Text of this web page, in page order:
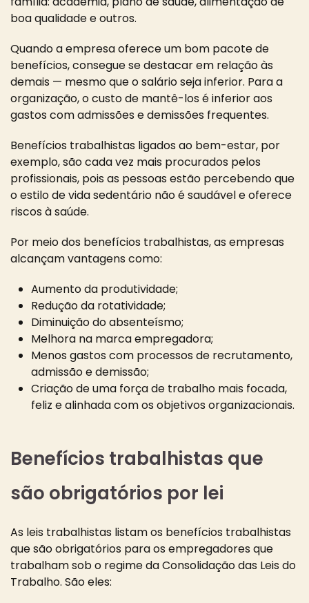
boa qualidade e outros.
Quando a empresa oferece um bom pacote de
benefícios, consegue se destacar em relação às
demais — mesmo que o salário seja inferior. Para a
organização, o custo de mantê-los é inferior aos
gastos com admissões e demissões frequentes.
Benefícios trabalhistas ligados ao bem-estar, por
exemplo, são cada vez mais procurados pelos
profissionais, pois as pessoas estão percebendo que
o estilo de vida sedentário não é saudável e oferece
riscos à saúde.
Por meio dos benefícios trabalhistas, as empresas
alcançam vantagens como:
Aumento da produtividade;
Redução da rotatividade;
Diminuição do absenteísmo;
Melhora na marca empregadora;
Menos gastos com processos de recrutamento,
admissão e demissão;
Criação de uma força de trabalho mais focada,
feliz e alinhada com os objetivos organizacionais.
Benefícios trabalhistas que
são obrigatórios por lei
As leis trabalhistas listam os benefícios trabalhistas
que são obrigatórios para os empregadores que
trabalham sob o regime da Consolidação das Leis do
Trabalho. São eles: